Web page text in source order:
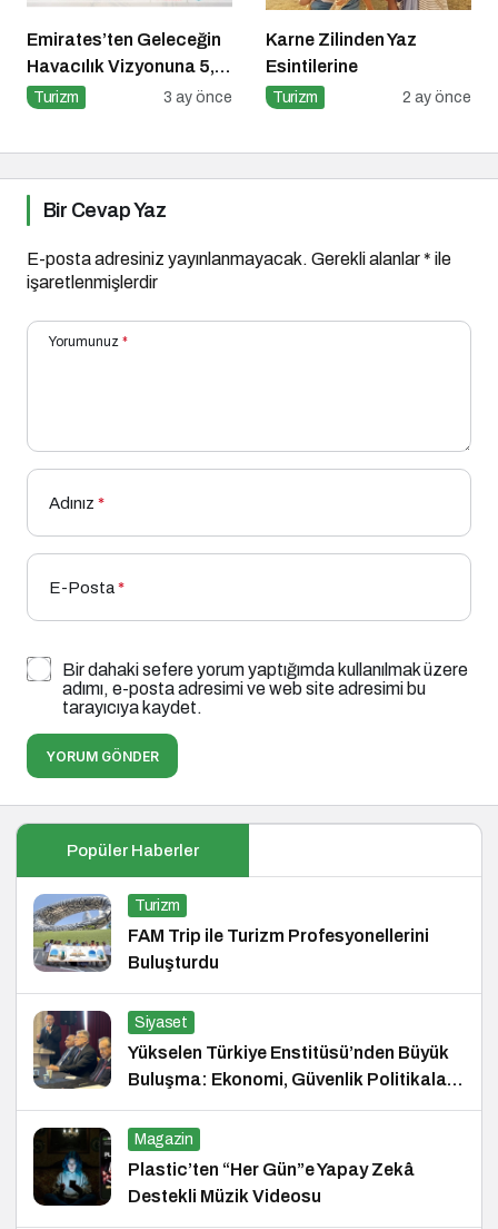
Emirates’ten Geleceğin
Havacılık Vizyonuna 5,1
Milyar Dolarlık Dev
Turizm 3 ay önce
Karne Zilinden Yaz
Esintilerine
Turizm 2 ay önce
Bir Cevap Yaz
E-posta adresiniz yayınlanmayacak. Gerekli alanlar* ile
işaretlenmişlerdir
Yorumunuz *
Adınız *
E-Posta*
Bir dahaki sefere yorum yaptığımda kullanılmak üzere
adımı, e-posta adresimi ve web site adresimi bu
tarayıcıya kaydet.
YORUM GÖNDER
Popüler Haberler
Turizm
FAM Trip ile Turizm Profesyonellerini
Buluşturdu
Siyaset
Yükselen Türkiye Enstitüsü’nden Büyük
Buluşma: Ekonomi, Güvenlik Politikaları
ve Hukuk Konferansı
Magazin
Plastic’ten “Her Gün”e Yapay Zekâ
Destekli Müzik Videosu